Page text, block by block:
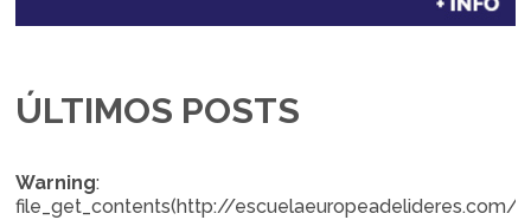
ÚLTIMOS POSTS
Warning:
file_get_contents(http://escuelaeuropeadelideres.com/